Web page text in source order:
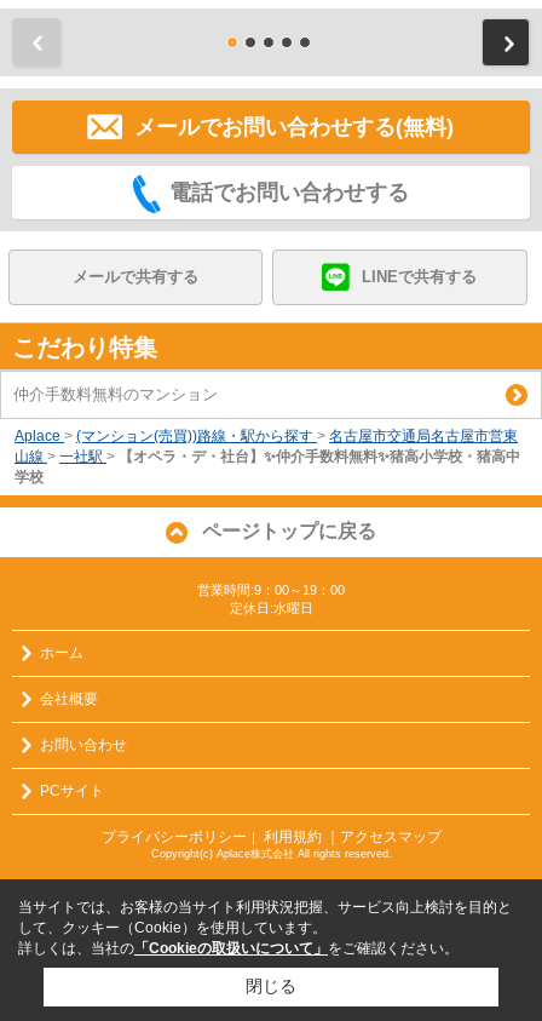
メールでお問い合わせする(無料)
電話でお問い合わせする
メールで共有する LINEで共有する
こだわり特集
仲介手数料無料のマンション
Aplace > (マンション(売買))路線・駅から探す > 名古屋市交通局名古屋市営東
山線 > 一社駅 >
【オペラ・デ・社台】✨️仲介手数料無料✨️猪高小学校・猪高中
学校
ページトップに戻る
営業時間:9：00～19：00
定休日:水曜日
ホーム
会社概要
お問い合わせ
PCサイト
プライバシーポリシー ｜ 利用規約 ｜アクセスマップ
Copyright(c) Aplace株式会社 All rights reserved.
当サイトでは、お客様の当サイト利用状況把握、サービス向上検討を目的と
して、クッキー（Cookie）を使用しています。
詳しくは、当社の 「Cookieの取扱いについて」 をご確認ください。
閉じる